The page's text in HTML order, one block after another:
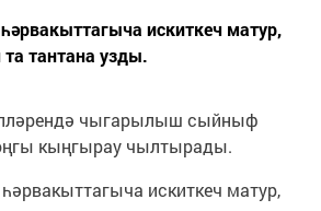
искиткеч матур,
тантана узды.
чыгарылыш сыйныф
кыңгырау чылтырады.
искиткеч матур,